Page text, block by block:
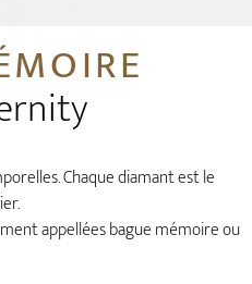
Chaque diamant est le
appellées bague mémoire ou